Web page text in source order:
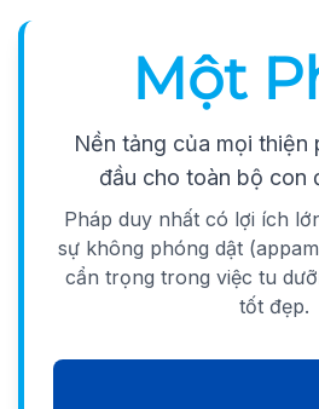
Một
Nền tảng của mọi thiện
đầu cho toàn bộ con
Pháp duy nhất có lợi ích
sự không phóng dật
cẩn trọng trong việc tu
tốt đẹp.